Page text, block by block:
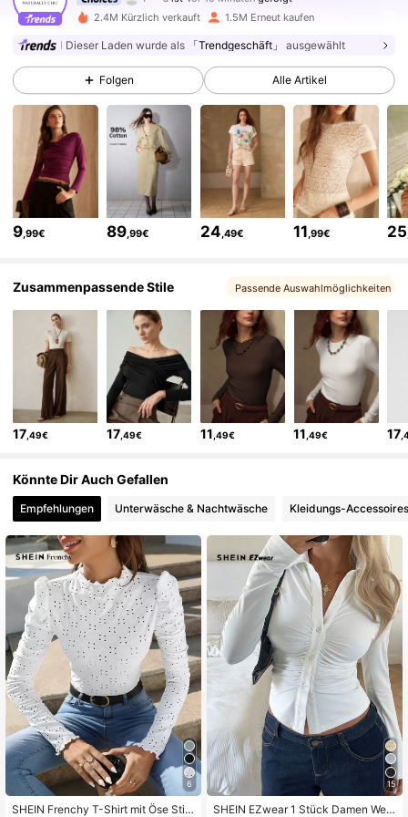
4,85
4.6M Follower
4.6M Follower
4,85 4.6M Follower
4,85 4.6M Follower
4,85 4.6M Follower
4.6M Follower
4,85 4.6M Follower
4,85
4,85 4.6M Follower
2.4M Kürzlich verkauft 1.5M Erneut kaufen
Dieser Laden wurde als 「Trendgeschäft」 ausgewählt
Folgen Alle Artikel
9,99€ 89,99€ 24,49€ 11,99€ 25
Zusammenpassende Stile Passende Auswahlmöglichkeiten
17 ,49€ 17 ,49€ 11 ,49€ 11 ,49€ 17
Könnte Dir Auch Gefallen
Empfehlungen Unterwäsche & Nachtwäsche Kleidungs-Accessoires
6
SHEIN Frenchy T-Shirt mit Öse Stic
15
SHEIN EZwear 1 Stück Damen Weiß